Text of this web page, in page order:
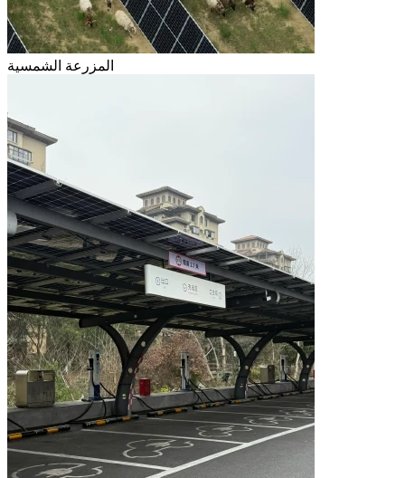
المزرعة الشمسية